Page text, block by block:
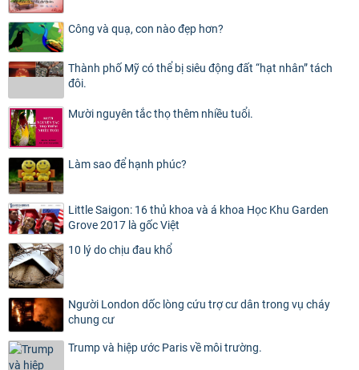
Công và quạ, con nào đẹp hơn?
Thành phố Mỹ có thể bị siêu động đất “hạt nhân” tách
đôi.
Mười nguyên tắc thọ thêm nhiều tuổi.
Làm sao để hạnh phúc?
Little Saigon: 16 thủ khoa và á khoa Học Khu Garden
Grove 2017 là gốc Việt
10 lý do chịu đau khổ
Người London dốc lòng cứu trợ cư dân trong vụ cháy
chung cư
Trump và hiệp ước Paris về môi trường.